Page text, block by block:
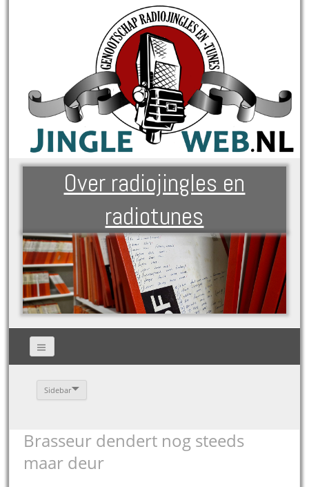
Over radiojingles en
radiotunes
Sidebar
Brasseur dendert nog steeds
maar deur